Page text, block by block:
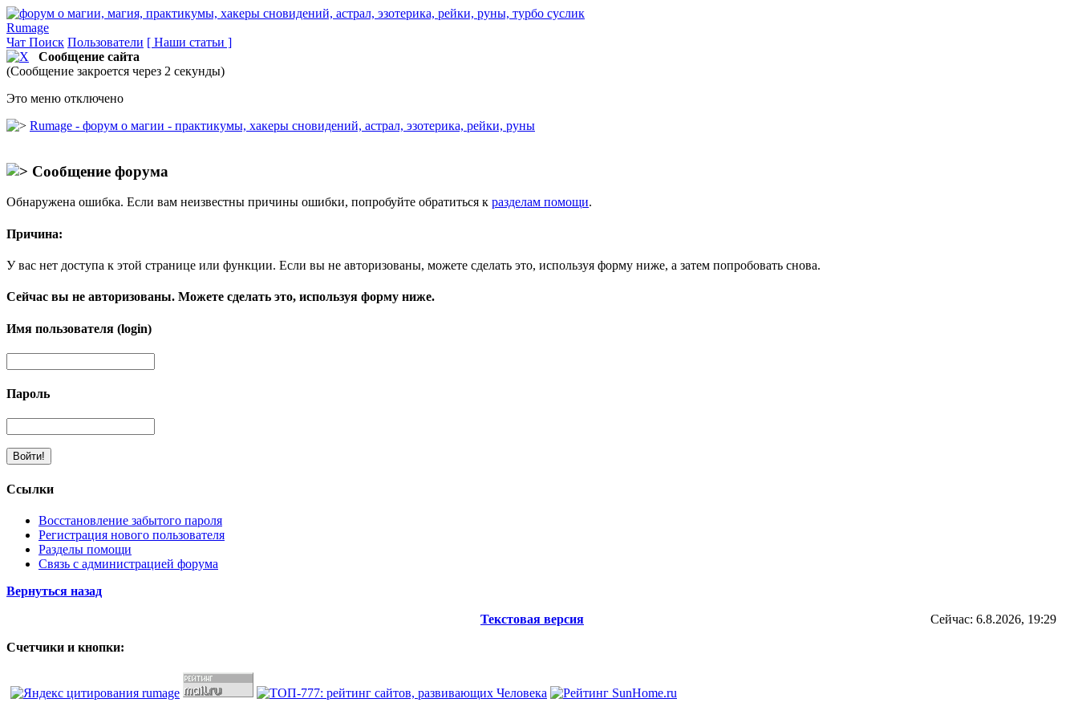
Rumage
Чат Поиск Пользователи [ Наши статьи ]
Сообщение сайта
(Сообщение закроется через 2 секунды)
Это меню отключено
Rumage - форум о магии - практикумы, хакеры сновидений, астрал, эзотерика, рейки, руны
Сообщение форума
Обнаружена ошибка. Если вам неизвестны причины ошибки, попробуйте обратиться к разделам помощи.
Причина:
У вас нет доступа к этой странице или функции. Если вы не авторизованы, можете сделать это, используя форму ниже, а затем попробовать снова.
Сейчас вы не авторизованы. Можете сделать это, используя форму ниже.
Имя пользователя (login)
Пароль
Ссылки
Восстановление забытого пароля
Регистрация нового пользователя
Разделы помощи
Связь с администрацией форума
Вернуться назад
Текстовая версия Сейчас: 6.8.2026, 19:29
Счетчики и кнопки: